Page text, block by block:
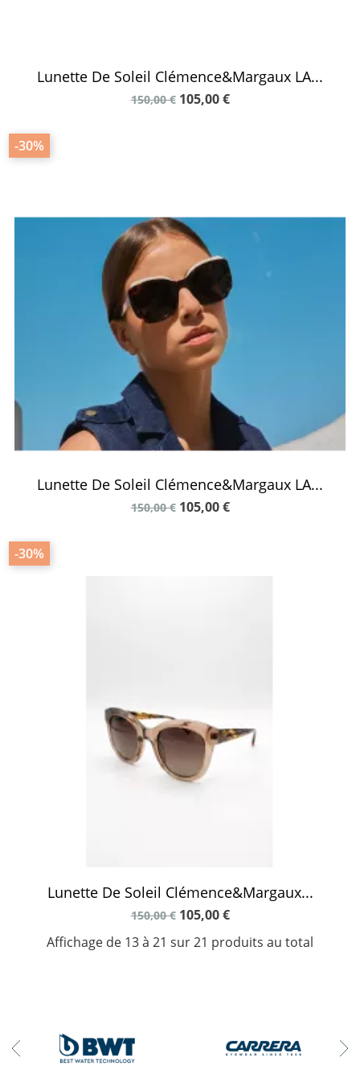
Lunette De Soleil Clémence&Margaux LA...
150,00 € 105,00 €
-30%
Lunette De Soleil Clémence&Margaux LA...
150,00 € 105,00 €
-30%
Lunette De Soleil Clémence&Margaux...
150,00 € 105,00 €
Affichage de 13 à 21 sur 21 produits au total